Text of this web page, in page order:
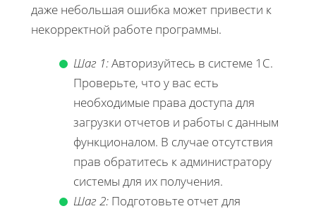
даже небольшая ошибка может привести к
некорректной работе программы.
Шаг 1:Авторизуйтесь в системе 1С.
Проверьте, что у вас есть
необходимые права доступа для
загрузки отчетов и работы с данным
функционалом. В случае отсутствия
прав обратитесь к администратору
системы для их получения.
Шаг 2: Подготовьте отчет для